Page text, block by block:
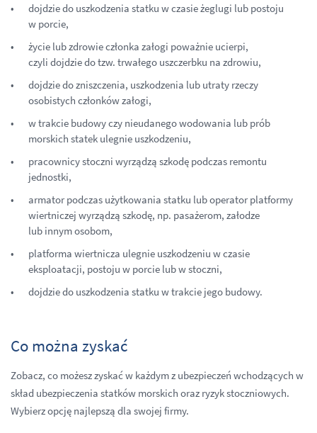
dojdzie do uszkodzenia statku w czasie żeglugi lub postoju
w porcie,
życie lub zdrowie członka załogi poważnie ucierpi,
czyli dojdzie do tzw. trwałego uszczerbku na zdrowiu,
dojdzie do zniszczenia, uszkodzenia lub utraty rzeczy
osobistych członków załogi,
w trakcie budowy czy nieudanego wodowania lub prób
morskich statek ulegnie uszkodzeniu,
pracownicy stoczni wyrządzą szkodę podczas remontu
jednostki,
armator podczas użytkowania statku lub operator platformy
wiertniczej wyrządzą szkodę, np. pasażerom, załodze
lub innym osobom,
platforma wiertnicza ulegnie uszkodzeniu w czasie
eksploatacji, postoju w porcie lub w stoczni,
dojdzie do uszkodzenia statku w trakcie jego budowy.
Co można zyskać
Zobacz, co możesz zyskać w każdym z ubezpieczeń wchodzących w
skład ubezpieczenia statków morskich oraz ryzyk stoczniowych.
Wybierz opcję najlepszą dla swojej firmy.